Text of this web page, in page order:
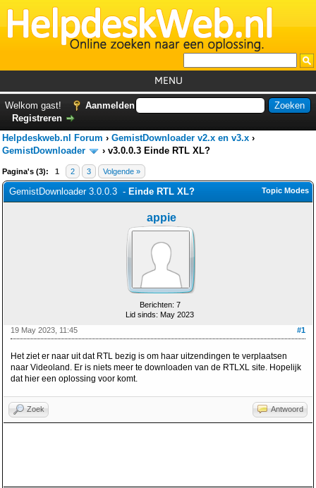
MENU
Foutcodes
Helpdesks
GemistDownloader
Forum
Welkom gast!
Aanmelden
Registreren
Helpdeskweb.nl Forum › GemistDownloader v2.x en v3.x ›
GemistDownloader
› v3.0.0.3 Einde RTL XL?
Pagina's (3): 1 2 3 Volgende »
Topic Modes
GemistDownloader 3.0.0.3 - Einde RTL XL?
appie
Berichten: 7
Lid sinds: May 2023
#1
19 May 2023, 11:45
Het ziet er naar uit dat RTL bezig is om haar uitzendingen te verplaatsen
naar Videoland. Er is niets meer te downloaden van de RTLXL site. Hopelijk
dat hier een oplossing voor komt.
Zoek Antwoord